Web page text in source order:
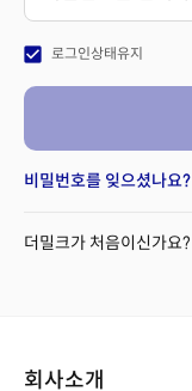
check_box 로그인상태유지
비밀번호를 잊으셨나요?
더밀크가 처음이신가요?
회사소개